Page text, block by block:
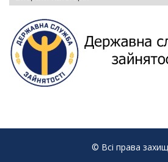
© Всі права